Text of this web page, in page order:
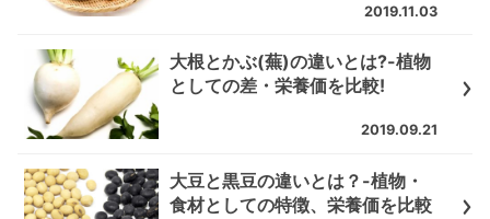
2019.11.03
大根とかぶ(蕪)の違いとは?-植物
としての差・栄養価を比較!
2019.09.21
大豆と黒豆の違いとは？-植物・
食材としての特徴、栄養価を比較